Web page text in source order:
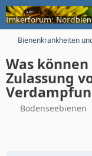
Bienenkrankheiten
Was
Zulassung
Bodenseebienen